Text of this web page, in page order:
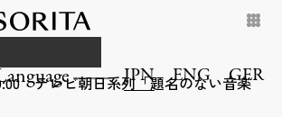
JPN ENG GER
テレビ朝日系列「題名のない音楽